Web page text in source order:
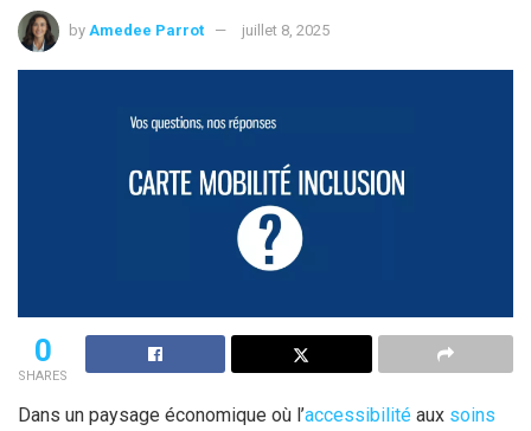
by Amedee Parrot juillet 8, 2025
0
SHARES
Dans un paysage économique où l’accessibilité aux soins